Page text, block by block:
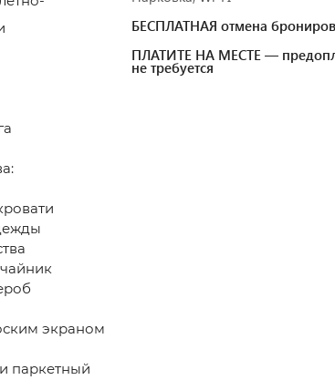
экраном
паркетный
БЕСПЛАТНАЯ отмена
ПЛАТИТЕ НА МЕСТЕ —
не требуется